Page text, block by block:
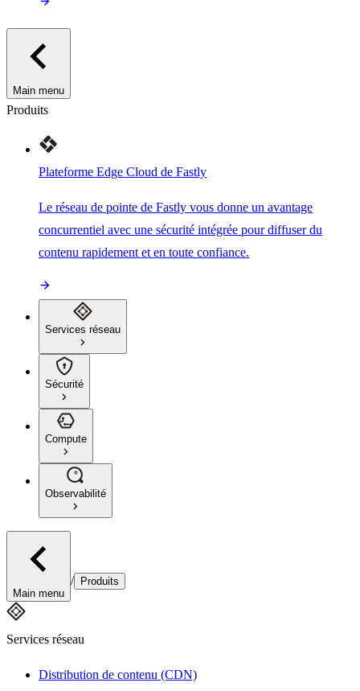
Main menu
Produits
Plateforme Edge Cloud de Fastly
Le réseau de pointe de Fastly vous donne un avantage
concurrentiel avec une sécurité intégrée pour diffuser du
contenu rapidement et en toute confiance.
Services réseau
Sécurité
Compute
Observabilité
Main menu
/ Produits
Services réseau
Distribution de contenu (CDN)